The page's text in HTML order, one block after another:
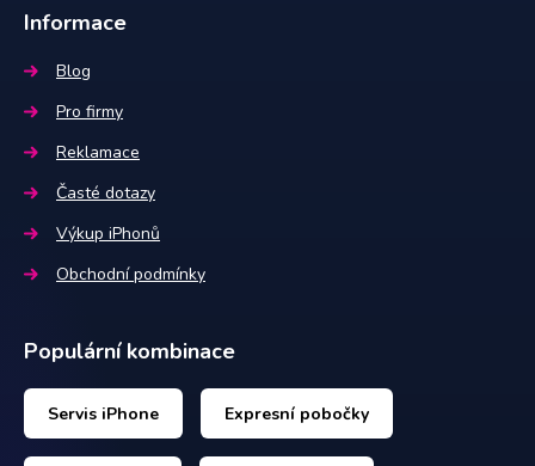
Informace
Blog
Pro firmy
Reklamace
Časté dotazy
Výkup iPhonů
Obchodní podmínky
Populární kombinace
Servis iPhone Expresní pobočky